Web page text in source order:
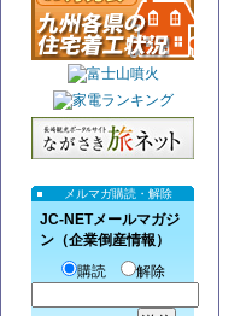
メルマガ購読・解除
JC-NETメールマガジ
ン（企業倒産情報）
購読
解除